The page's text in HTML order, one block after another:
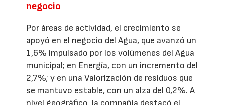
negocio
Por áreas de actividad, el crecimiento se
apoyó en el negocio del Agua, que avanzó un
1,6% impulsado por los volúmenes del Agua
municipal; en Energía, con un incremento del
2,7%; y en una Valorización de residuos que
se mantuvo estable, con un alza del 0,2%. A